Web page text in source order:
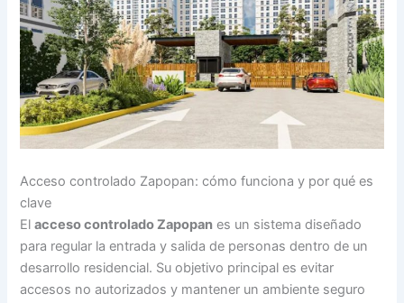
Acceso controlado Zapopan: cómo funciona y por qué es
clave
Elacceso controlado Zapopan es un sistema diseñado
para regular la entrada y salida de personas dentro de un
desarrollo residencial. Su objetivo principal es evitar
accesos no autorizados y mantener un ambiente seguro